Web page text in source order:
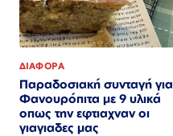
ΔΙΑΦΟΡΑ
Παραδοσιακή συνταγή για
Φανουρόπιτα με 9 υλικά
οπως την εφτιαχναν οι
γιαγιαδες μας